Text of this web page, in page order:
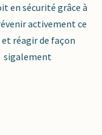
en sécurité grâce à
activement ce
réagir de façon
sigalement